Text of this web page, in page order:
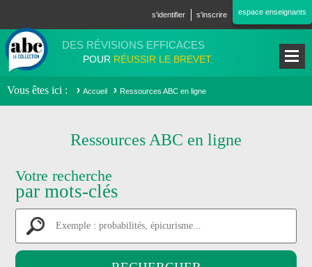
s'identifier s'inscrire espace enseignants
DES RÉVISIONS EFFICACES
POUR RÉUSSIR LE BREVET
Vous êtes ici Accueil Ressources ABC en ligne
Ressources ABC en ligne
Votre recherche
par mots-clés